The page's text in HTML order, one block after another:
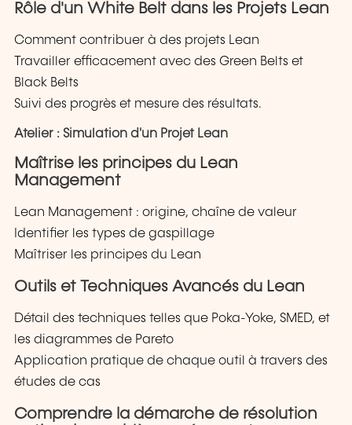
Rôle d'un White Belt dans les Projets Lean
Comment contribuer à des projets Lean
Travailler efficacement avec des Green Belts et
Black Belts
Suivi des progrès et mesure des résultats.
Atelier : Simulation d'un Projet Lean
Maîtrise les principes du Lean
Management
Lean Management : origine, chaîne de valeur
Identifier les types de gaspillage
Maîtriser les principes du Lean
Outils et Techniques Avancés du Lean
Détail des techniques telles que Poka-Yoke, SMED, et
les diagrammes de Pareto
Application pratique de chaque outil à travers des
études de cas
Comprendre la démarche de résolution